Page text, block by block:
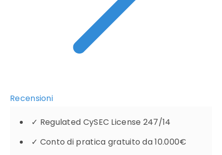
Recensioni
✓ Regulated CySEC License 247/14
✓ Conto di pratica gratuito da 10.000€